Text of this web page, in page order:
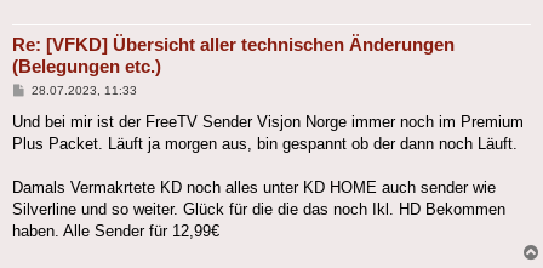
Re: [VFKD] Übersicht aller technischen Änderungen
(Belegungen etc.)
Beitrag
28.07.2023, 11:33
Und bei mir ist der FreeTV Sender Visjon Norge immer noch im Premium
Plus Packet. Läuft ja morgen aus, bin gespannt ob der dann noch Läuft.
Damals Vermakrtete KD noch alles unter KD HOME auch sender wie
Silverline und so weiter. Glück für die die das noch Ikl. HD Bekommen
haben. Alle Sender für 12,99€